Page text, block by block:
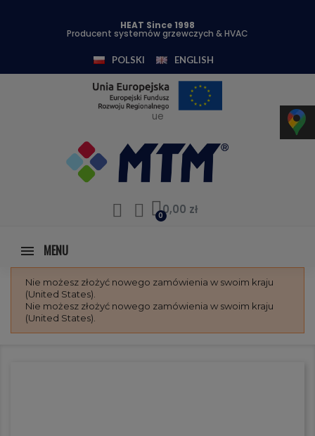
HEAT Since 1998
Producent systemów grzewczych & HVAC
POLSKI ENGLISH
ue
0,00 zł
MENU
Nie możesz złożyć nowego zamówienia w swoim kraju
(United States).
Nie możesz złożyć nowego zamówienia w swoim kraju
(United States).